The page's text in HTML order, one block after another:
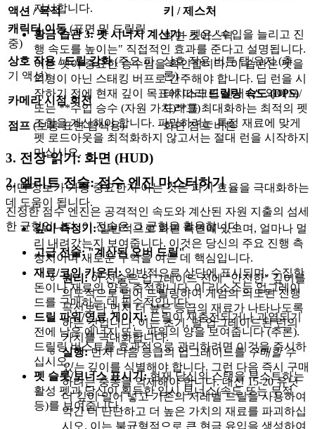
액션 / 목적
키 / 제스처
캐릭터 이동(표면 및 드릴링
중)
화면 조이스틱
상호 작용 / 드릴 강화(주요 파
기 액션)
상호 작용 버튼 탭/유지 (추
론)
카메라 시점 회전
터치스크린 센서 (스 와이프/
드래그)
점프 (보통 표면 탐색용) 화면 점프 버튼
3. 전장 읽기: 화면 (HUD)
어떤 정보가 가장 중요한지 아는 것은 파기 효율을 극대화하는
데 도움이 됩니다.
깊이 측정기:일반적으로 화면 측면에 있으며, 얼마나 멀
리 내려갔는지 보여줍니다. 이것은 당신의 주요 진행 측
정치이며 새로운 구역을 여는 데 핵심입니다.
재료/코인 카운터:일반적으로 상단에 표시되며, 수집한
돈이나 재료의 양을 추적합니다. 이 리소스는 업그레이
드를 구매하는 데 필수적입니다.
드릴 파워/연료 게이지:드릴이 재충전되거나 과열되기
전에 남은 에너지 또는 파워의 양을 보여줍니다 (추론).
드릴링 버스트를 효과적으로 관리하려면 이것을 주시하
십시오.
펫 슬롯/보너스 표시기:현재 당신의 스탯을 부스트하는
활성 펫과 당신이 획득한 임시 보너스(속도 또는 무적
등)를 보여줍니다.
지시합니다.
황금 습관 3: 펫 시너지 계산기- 펫은 "수입을 늘리고 진
행 속도를 높이는" 직접적인 효과를 준다고 설명됩니다.
이는 펫이 중요한 승수임을 확인합니다. 이 습관은 펫을
외형이 아닌 스태킹 버프로 간주해야 합니다. 딥 런을 시
작하기 전에 현재 깊이 목표에 따라드릴링 속도 (DPS)
또는 **수입 승수 (자원 가치)**를 최대화하는 최적의 펫
조합을 계산해야 합니다. 파밍하려는 특정 재료에 맞게
펫 로드아웃을 최적화하지 않고서는 절대 런을 시작하지
마십시오.
2. 엘리트 전술: 점수 엔진 마스터하기
진정한 점수 엔진은 공격적인 속도와 계산된 자원 지출의 섬세
한 균형입니다. 이 전술은 그 균형을 활용합니다.
고급 전술: "계산된 오버 드릴"
원리:이 전술은 업그레이드 전에 "안전한" 깊이를
의도적으로 넘어 드릴링하여 게임의 의도된 진행
곡선보다 먼저 더 높은 등급의 재료가 나타나도록
하는 것입니다. 이는 초기, 덜 업그레이드된 런의
가치를 극대화합니다.
실행:먼저 다음 등급의 업그레이드를구매할 수
있는 깊이를 식별해야 합니다. 그런 다음 즉시 구매
하려는 충동을 억제해야 합니다. 대신 15-20 유닛
더 깊이 밀어 넣고 기존의 저레벨 드릴을 사용하여
약간 더 단단하고 더 높은 가치의 재료를 파괴하십
시오. 이는 불균형적으로 큰 현금 유입을 생성하여